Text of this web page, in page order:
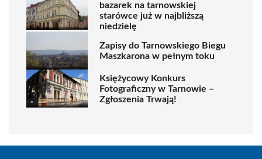
bazarek na tarnowskiej
starówce już w najbliższą
niedzielę
Zapisy do Tarnowskiego Biegu
Maszkarona w pełnym toku
Księżycowy Konkurs
Fotograficzny w Tarnowie –
Zgłoszenia Trwają!